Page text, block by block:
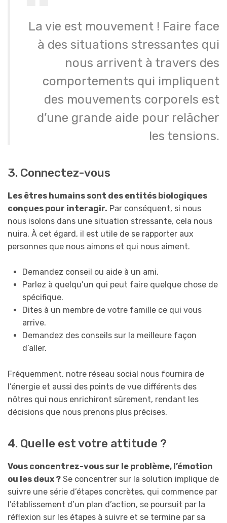
La vie est mouvement ! Faire face
à des situations stressantes qui
nous arrivent à travers des
comportements qui impliquent
des mouvements corporels est
d’une grande aide pour relâcher
les tensions.
3. Connectez-vous
Les êtres humains sont des entités biologiques
conçues pour interagir. Par conséquent, si nous
nous isolons dans une situation stressante, cela nous
nuira. À cet égard, il est utile de se rapporter aux
personnes que nous aimons et qui nous aiment.
Demandez conseil ou aide à un ami.
Parlez à quelqu’un qui peut faire quelque chose de
spécifique.
Dites à un membre de votre famille ce qui vous
arrive.
Demandez des conseils sur la meilleure façon
d’aller.
Fréquemment, notre réseau social nous fournira de
l’énergie et aussi des points de vue différents des
nôtres qui nous enrichiront sûrement, rendant les
décisions que nous prenons plus précises.
4. Quelle est votre attitude ?
Vous concentrez-vous sur le problème, l’émotion
ou les deux ? Se concentrer sur la solution implique de
suivre une série d’étapes concrètes, qui commence par
l’établissement d’un plan d’action, se poursuit par la
réflexion sur les étapes à suivre et se termine par sa